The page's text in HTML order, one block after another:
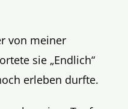
von meiner
sie „Endlich“
erleben durfte.